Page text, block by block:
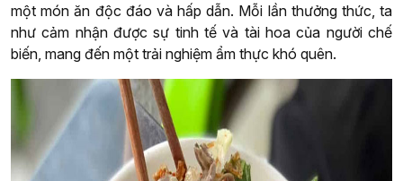
một món ăn độc đáo và hấp dẫn. Mỗi lần thưởng thức, ta
như cảm nhận được sự tinh tế và tài hoa của người chế
biến, mang đến một trải nghiệm ẩm thực khó quên.